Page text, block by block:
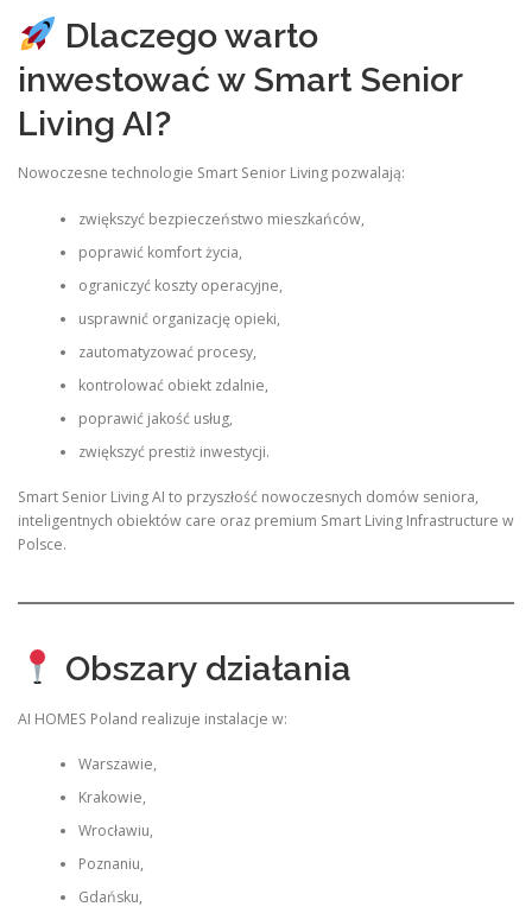
Dlaczego warto
inwestować w Smart Senior
Living AI?
Nowoczesne technologie Smart Senior Living pozwalają:
zwiększyć bezpieczeństwo mieszkańców,
poprawić komfort życia,
ograniczyć koszty operacyjne,
usprawnić organizację opieki,
zautomatyzować procesy,
kontrolować obiekt zdalnie,
poprawić jakość usług,
zwiększyć prestiż inwestycji.
Smart Senior Living AI to przyszłość nowoczesnych domów seniora,
inteligentnych obiektów care oraz premium Smart Living Infrastructure w
Polsce.
Obszary działania
AI HOMES Poland realizuje instalacje w:
Warszawie,
Krakowie,
Wrocławiu,
Poznaniu,
Gdańsku,